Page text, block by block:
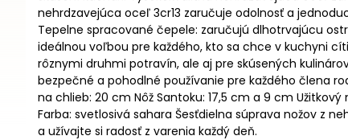
nehrdzavejúca oceľ 3cr13 zaručuje odolnosť a
Tepelne spracované čepele: zaručujú dlhotrvajúcu
ideálnou voľbou pre každého, kto sa chce v kuchyni
rôznymi druhmi potravín, ale aj pre skúsených
bezpečné a pohodlné používanie pre každého člena
na chlieb: 20 cm Nôž Santoku: 17,5 cm a 9 cm
Farba: svetlosivá sahara Šesťdielna súprava nožov z
a užívajte si radosť z varenia každý deň.